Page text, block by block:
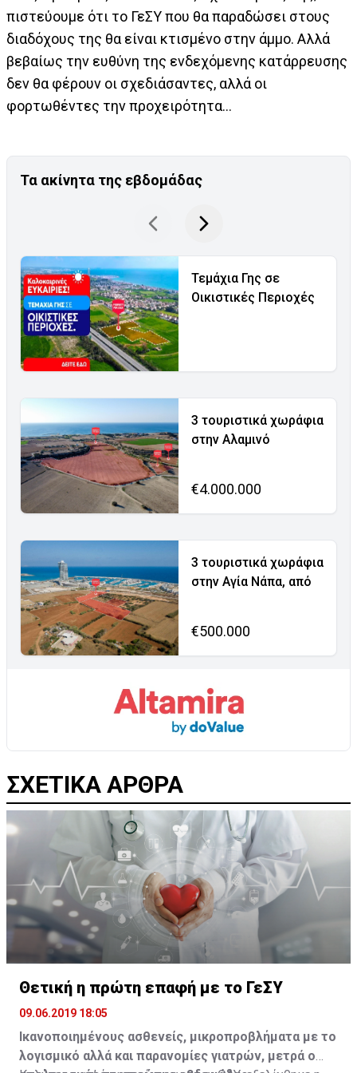
πιστεύουμε ότι το ΓεΣΥ που θα παραδώσει στους
διαδόχους της θα είναι κτισμένο στην άμμο. Αλλά
βεβαίως την ευθύνη της ενδεχόμενης κατάρρευσης
δεν θα φέρουν οι σχεδιάσαντες, αλλά οι
φορτωθέντες την προχειρότητα...
Τα ακίνητα της εβδομάδας
Τεμάχια Γης σε
Οικιστικές Περιοχές
3 τουριστικά χωράφια
στην Αλαμινό
€4.000.000
3 τουριστικά χωράφια
στην Αγία Νάπα, από
€500.000
ΣΧΕΤΙΚΑ ΑΡΘΡΑ
Θετική η πρώτη επαφή με το ΓεΣΥ
09.06.2019 18:05
Ικανοποιημένους ασθενείς, μικροπροβλήματα με το
λογισμικό αλλά και παρανομίες γιατρών, μετρά ο